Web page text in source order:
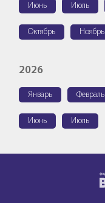
Июнь Июль
Октябрь Ноябрь
2026
Январь Февраль
Июнь Июль